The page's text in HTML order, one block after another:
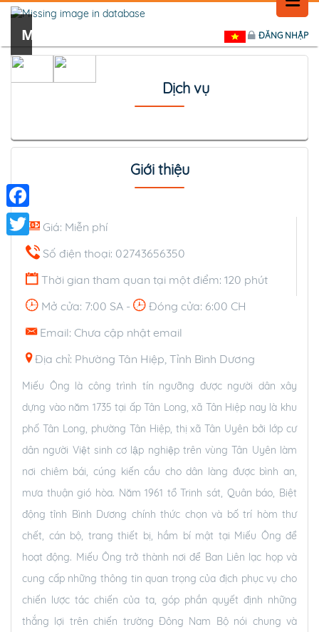
TRANG CHỦ
LIÊN HỆ
ĐĂNG NHẬP
MIẾU ÔNG
MIẾU ÔNG
Dịch vụ
Giới thiệu
Giá: Miễn phí
Số điện thoại: 02743656350
Thời gian tham quan tại một điểm: 120 phút
Mở cửa: 7:00 SA -
Đóng cửa: 6:00 CH
Email: Chưa cập nhật email
Địa chỉ: Phường Tân Hiệp, Tỉnh Bình Dương
Miếu Ông là công trình tín ngưỡng được người dân xây
dựng vào năm 1735 tại ấp Tân Long, xã Tân Hiệp nay là khu
phố Tân Long, phường Tân Hiệp, thị xã Tân Uyên bởi lớp cư
dân người Việt sinh cơ lập nghiệp trên vùng Tân Uyên làm
nơi chiêm bái, cúng kiến cầu cho dân làng được bình an,
mưa thuận gió hòa. Năm 1961 tổ Trinh sát, Quân báo, Biệt
động tỉnh Bình Dương chính thức chọn và bố trí hòm thư
chết, cán bộ, trang thiết bị, hầm bí mật tại Miếu Ông để
hoạt động. Miếu Ông trở thành nơi để Ban Liên lạc họp và
cung cấp những thông tin quan trọng của địch phục vụ cho
chiến lược tác chiến của ta, góp phần quyết định những
thắng lợi trên chiến trường Đông Nam Bộ nói chung và
Facebook
Twitter